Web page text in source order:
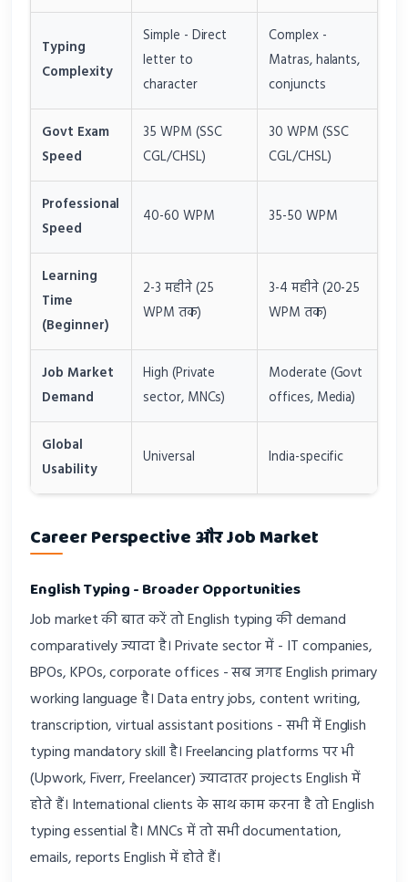
Typing
Complexity
Simple - Direct
letter to
character
Complex -
Matras, halants,
conjuncts
Govt Exam
Speed
35 WPM (SSC
CGL/CHSL)
30 WPM (SSC
CGL/CHSL)
Professional
Speed
40-60 WPM 35-50 WPM
Learning
Time
(Beginner)
2-3 महीने (25
WPM तक)
3-4 महीने (20-25
WPM तक)
Job Market
Demand
High (Private
sector, MNCs)
Moderate (Govt
offices, Media)
Global
Usability
Universal India-specific
Career Perspective और Job Market
English Typing - Broader Opportunities
Job market की बात करें तो English typing की demand
comparatively ज्यादा है। Private sector में - IT companies,
BPOs, KPOs, corporate offices - सब जगह English primary
working language है। Data entry jobs, content writing,
transcription, virtual assistant positions - सभी में English
typing mandatory skill है। Freelancing platforms पर भी
(Upwork, Fiverr, Freelancer) ज्यादातर projects English में
होते हैं। International clients के साथ काम करना है तो English
typing essential है। MNCs में तो सभी documentation,
emails, reports English में होते हैं।